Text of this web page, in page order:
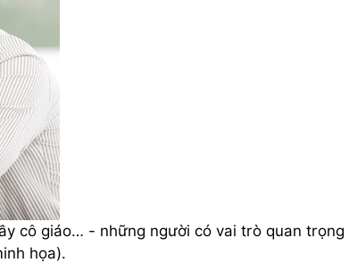
cô giáo… - những người có vai trò quan trọng
họa).